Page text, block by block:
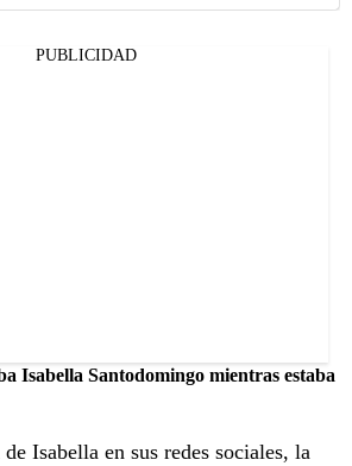
PUBLICIDAD
Isabella Santodomingo mientras estaba
Isabella en sus redes sociales, la